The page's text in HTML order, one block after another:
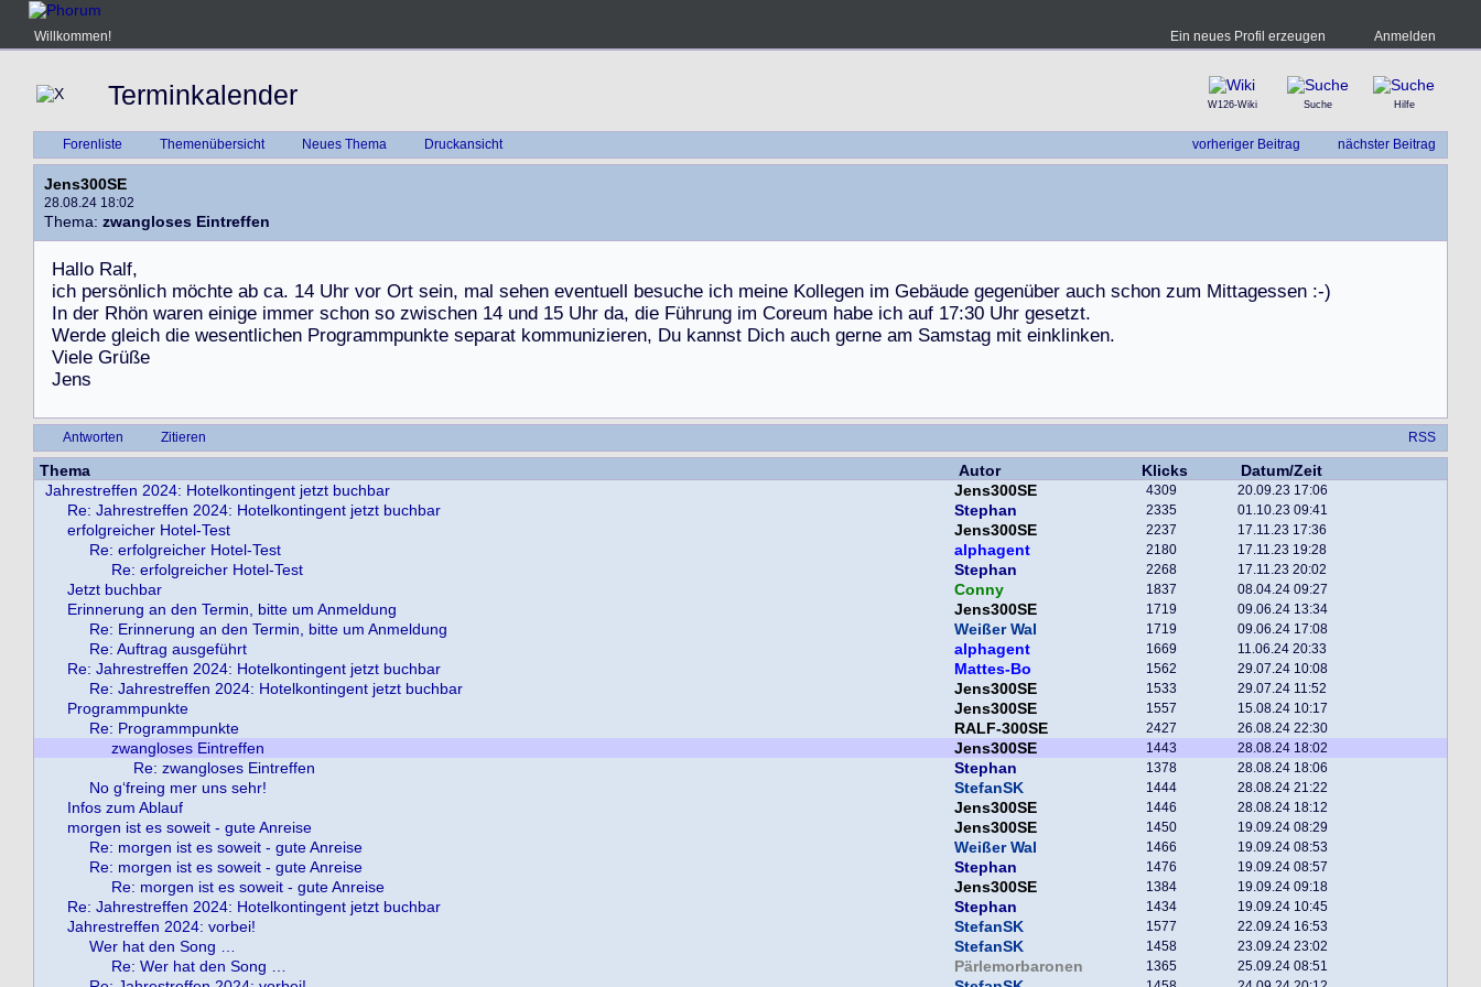
Willkommen! Ein neues Profil erzeugen Anmelden
Terminkalender W126-Wiki Suche Hilfe
vorheriger Beitrag nächster Beitrag
Forenliste Themenübersicht Neues Thema Druckansicht
Jens300SE
28.08.24 18:02
Thema: zwangloses Eintreffen
Hallo Ralf,
ich persönlich möchte ab ca. 14 Uhr vor Ort sein, mal sehen eventuell besuche ich meine Kollegen im Gebäude gegenüber auch schon zum Mittagessen :-)
In der Rhön waren einige immer schon so zwischen 14 und 15 Uhr da, die Führung im Coreum habe ich auf 17:30 Uhr gesetzt.
Werde gleich die wesentlichen Programmpunkte separat kommunizieren, Du kannst Dich auch gerne am Samstag mit einklinken.
Viele Grüße
Jens
Antworten Zitieren RSS
Thema Autor Klicks
Datum/Zeit
Jahrestreffen 2024: Hotelkontingent jetzt buchbar
Jens300SE 4309 20.09.23 17:06
Re: Jahrestreffen 2024: Hotelkontingent jetzt buchbar Stephan 2335 01.10.23 09:41
erfolgreicher Hotel-Test Jens300SE 2237 17.11.23 17:36
Re: erfolgreicher Hotel-Test alphagent 2180 17.11.23 19:28
Re: erfolgreicher Hotel-Test Stephan 2268 17.11.23 20:02
Jetzt buchbar Conny 1837 08.04.24 09:27
Erinnerung an den Termin, bitte um Anmeldung Jens300SE 1719 09.06.24 13:34
Re: Erinnerung an den Termin, bitte um Anmeldung Weißer Wal 1719 09.06.24 17:08
Re: Auftrag ausgeführt alphagent 1669 11.06.24 20:33
Re: Jahrestreffen 2024: Hotelkontingent jetzt buchbar Mattes-Bo 1562 29.07.24 10:08
Re: Jahrestreffen 2024: Hotelkontingent jetzt buchbar Jens300SE 1533 29.07.24 11:52
Programmpunkte Jens300SE 1557 15.08.24 10:17
Re: Programmpunkte RALF-300SE 2427 26.08.24 22:30
zwangloses Eintreffen Jens300SE 1443 28.08.24 18:02
Re: zwangloses Eintreffen Stephan 1378 28.08.24 18:06
No g‘freing mer uns sehr! StefanSK 1444 28.08.24 21:22
Infos zum Ablauf Jens300SE 1446 28.08.24 18:12
morgen ist es soweit - gute Anreise Jens300SE 1450 19.09.24 08:29
Re: morgen ist es soweit - gute Anreise Weißer Wal 1466 19.09.24 08:53
Re: morgen ist es soweit - gute Anreise Stephan 1476 19.09.24 08:57
Re: morgen ist es soweit - gute Anreise Jens300SE 1384 19.09.24 09:18
Re: Jahrestreffen 2024: Hotelkontingent jetzt buchbar Stephan 1434 19.09.24 10:45
Jahrestreffen 2024: vorbei! StefanSK 1577 22.09.24 16:53
Wer hat den Song … StefanSK 1458 23.09.24 23:02
Re: Wer hat den Song … Pärlemorbaronen 1365 25.09.24 08:51